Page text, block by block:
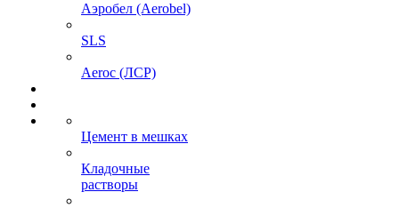
Аэробел (Aerobel)
SLS
Aeroc (ЛСР)
Цемент в мешках
Кладочные
растворы